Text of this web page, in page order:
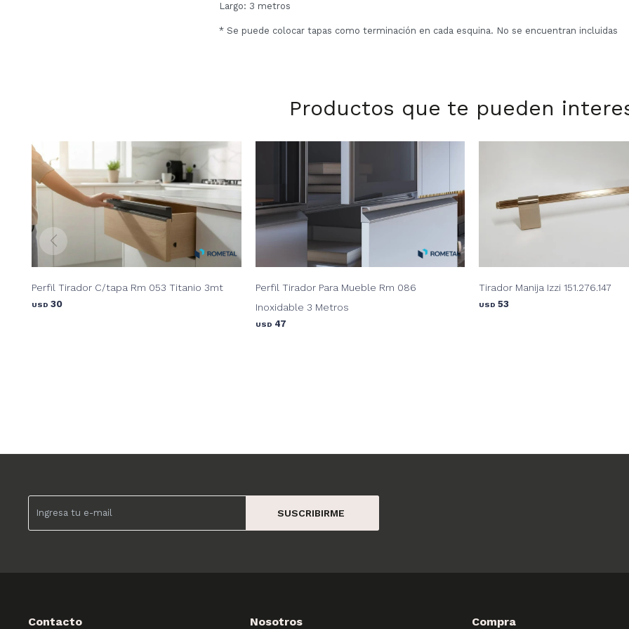
Largo: 3 metros
* Se puede colocar tapas como terminación en cada esquina. No se encuentran incluidas
Productos que te pueden
Perfil Tirador C/tapa Rm 053 Titanio 3mt
USD 30
Perfil Tirador Para Mueble Rm 086
Inoxidable 3 Metros
USD 47
Tirador Manija Izzi 151.276.147
USD 53
SUSCRIBIRME
Contacto Nosotros Compra